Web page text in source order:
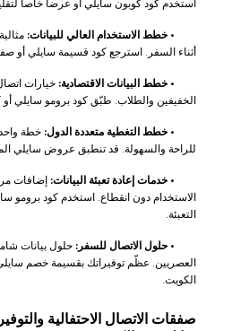
استخدم كود كوبون سايلي أو عرضاً خاصاً
• خطط الاستخدام العالي للبيانات:
أثناء السفر. استرجع كود قسيمة سايلي أو
• خطط البيانات الاقتصادية: خيارات
الخفيفين والطلاب. طبّق كود برومو سايلي
• خطط التغطية متعددة الدول: خطة
للراحة والسهولة. قد تنطبق عروض سايلي
• خدمات إعادة تعبئة البيانات: إضافات
الاستخدام دون انقطاع. استخدم كود برومو
التعبئة.
• حلول الاتصال للسفر: حلول بيانات
العصريين. عظّم توفيراتك بقسيمة خصم
الكويت.
صفقات الاتصال الاحتفالية